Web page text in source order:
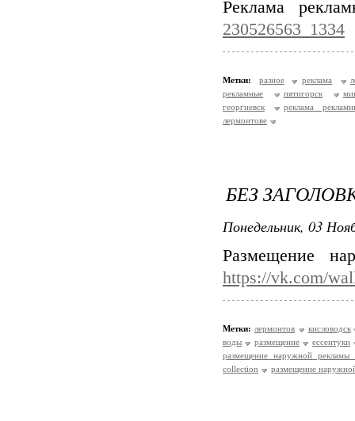
Реклама
230526563_1334
Метки: разное реклама
рекламные
пятигорск
георгиевск
реклама
лермонтове
БЕЗ
Понедельник, 03
Размещение
https://vk.com/
Метки: лермонтов
кисловодск
воды
размещение
ессентуки
размещение наружной рекламы
collection
размещение